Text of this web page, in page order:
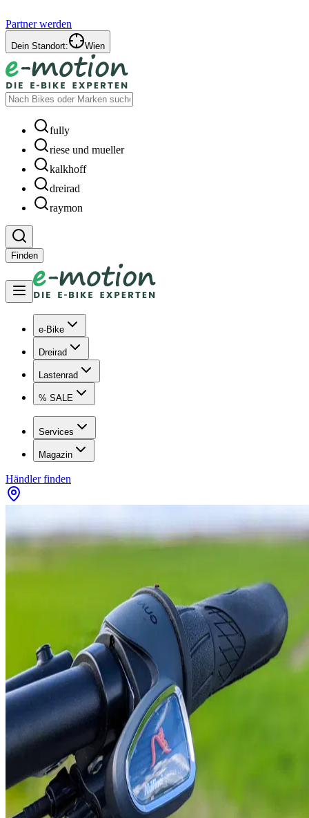
Partner werden
Dein Standort: Wien
fully
riese und mueller
kalkhoff
dreirad
raymon
Finden
e-Bike
Dreirad
Lastenrad
% SALE
Services
Magazin
Händler finden